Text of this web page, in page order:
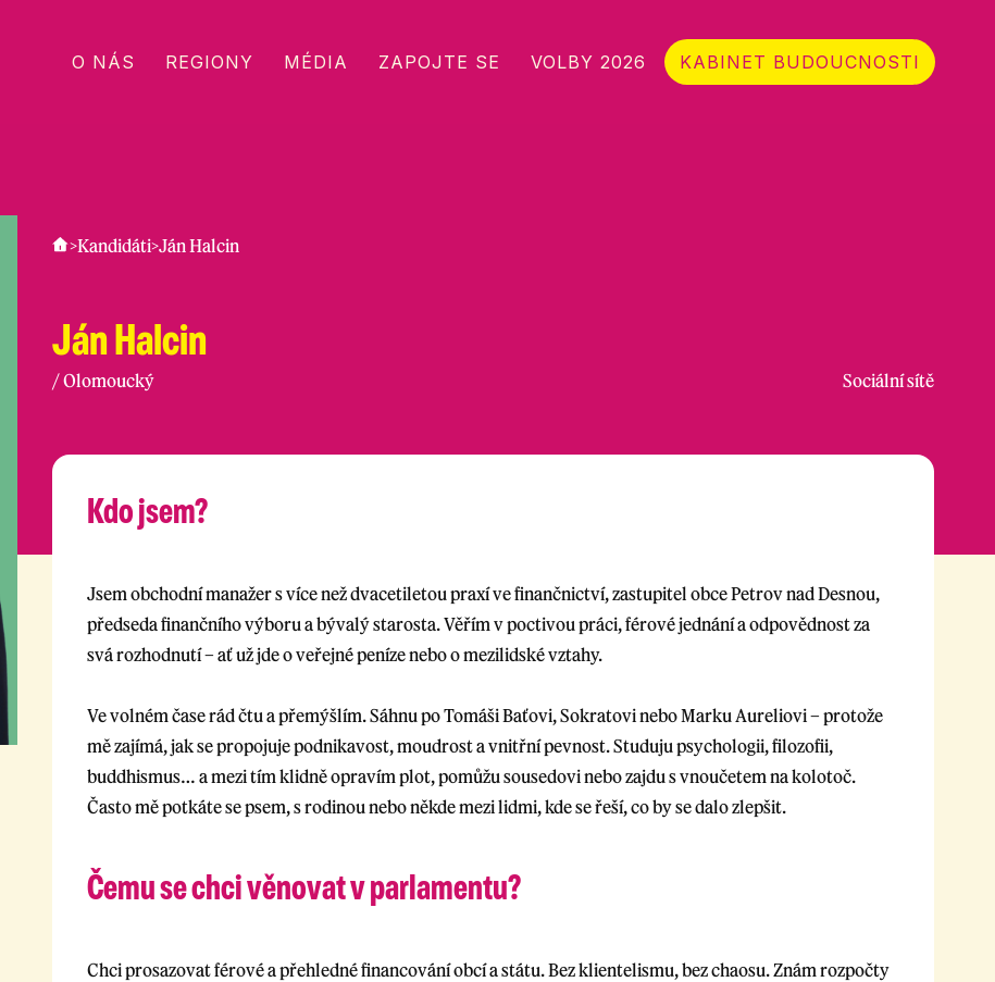
O NÁS REGIONY MÉDIA ZAPOJTE SE VOLBY 2026 KABINET BUDOUCNOSTI
>Kandidáti>Ján Halcin
Ján Halcin
/Olomoucký Sociální sítě
Kdo jsem?
Jsem obchodní manažer s více než dvacetiletou praxí ve finančnictví, zastupitel obce Petrov nad Desnou,
předseda finančního výboru a bývalý starosta. Věřím v poctivou práci, férové jednání a odpovědnost za
svá rozhodnutí – ať už jde o veřejné peníze nebo o mezilidské vztahy.
Ve volném čase rád čtu a přemýšlím. Sáhnu po Tomáši Baťovi, Sokratovi nebo Marku Aureliovi – protože
mě zajímá, jak se propojuje podnikavost, moudrost a vnitřní pevnost. Studuju psychologii, filozofii,
buddhismus… a mezi tím klidně opravím plot, pomůžu sousedovi nebo zajdu s vnoučetem na kolotoč.
Často mě potkáte se psem, s rodinou nebo někde mezi lidmi, kde se řeší, co by se dalo zlepšit.
Čemu se chci věnovat v parlamentu?
Chci prosazovat férové a přehledné financování obcí a státu. Bez klientelismu, bez chaosu. Znám rozpočty